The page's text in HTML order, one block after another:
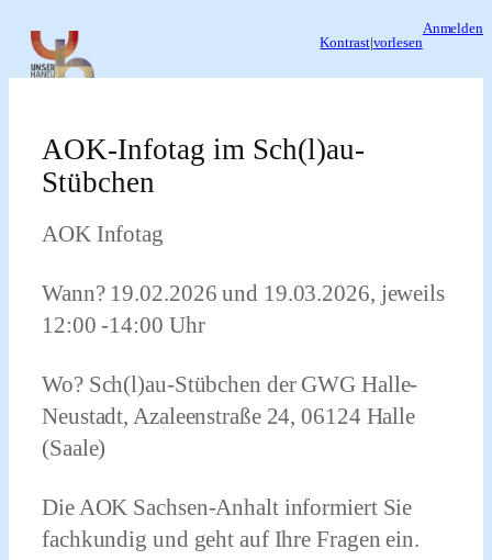
Inhalt
springen
Kontrast| vorlesen
Anmelden
AOK-Infotag im Sch(l)au-
Stübchen
AOK Infotag
Wann? 19.02.2026 und 19.03.2026, jeweils
12:00 -14:00 Uhr
Wo? Sch(l)au-Stübchen der GWG Halle-
Neustadt, Azaleenstraße 24, 06124 Halle
(Saale)
Die AOK Sachsen-Anhalt informiert Sie
fachkundig und geht auf Ihre Fragen ein.